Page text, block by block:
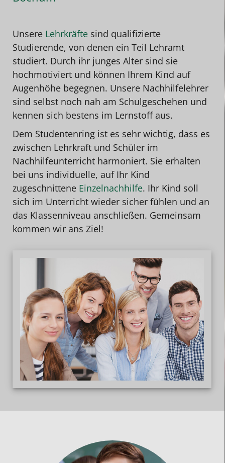
Unsere Lehrkräfte sind qualifizierte
Studierende, von denen ein Teil Lehramt
studiert. Durch ihr junges Alter sind sie
hochmotiviert und können Ihrem Kind auf
Augenhöhe begegnen. Unsere Nachhilfelehrer
sind selbst noch nah am Schulgeschehen und
kennen sich bestens im Lernstoff aus.
Dem Studentenring ist es sehr wichtig, dass es
zwischen Lehrkraft und Schüler im
Nachhilfeunterricht harmoniert. Sie erhalten
bei uns individuelle, auf Ihr Kind
zugeschnittene Einzelnachhilfe. Ihr Kind soll
sich im Unterricht wieder sicher fühlen und an
das Klassenniveau anschließen. Gemeinsam
kommen wir ans Ziel!